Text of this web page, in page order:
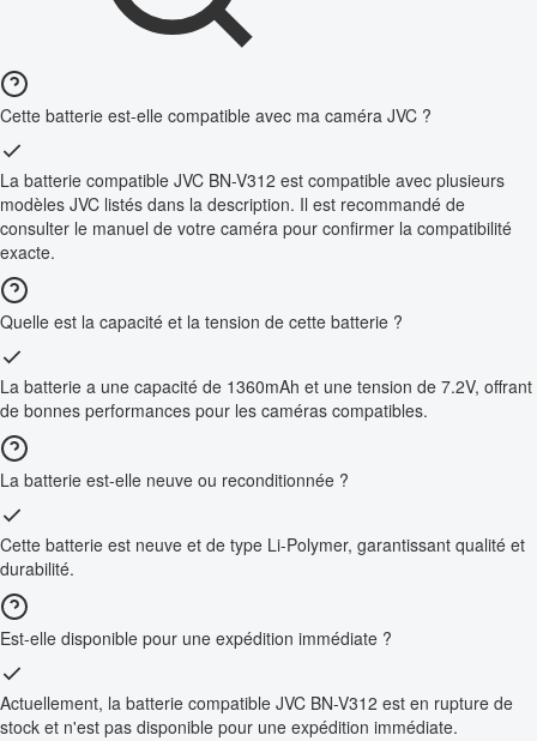
Cette batterie est-elle compatible avec ma caméra JVC ?
La batterie compatible JVC BN-V312 est compatible avec plusieurs
modèles JVC listés dans la description. Il est recommandé de
consulter le manuel de votre caméra pour confirmer la compatibilité
exacte.
Quelle est la capacité et la tension de cette batterie ?
La batterie a une capacité de 1360mAh et une tension de 7.2V, offrant
de bonnes performances pour les caméras compatibles.
La batterie est-elle neuve ou reconditionnée ?
Cette batterie est neuve et de type Li-Polymer, garantissant qualité et
durabilité.
Est-elle disponible pour une expédition immédiate ?
Actuellement, la batterie compatible JVC BN-V312 est en rupture de
stock et n'est pas disponible pour une expédition immédiate.